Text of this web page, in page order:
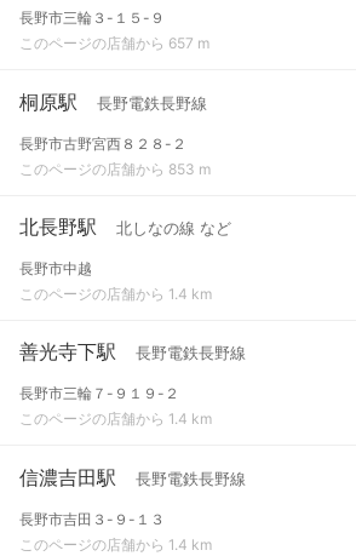
長野市三輪３-１５-９
このページの店舗から 657 m
桐原駅 長野電鉄長野線
長野市古野宮西８２８-２
このページの店舗から 853 m
北長野駅 北しなの線 など
長野市中越
このページの店舗から 1.4 km
善光寺下駅 長野電鉄長野線
長野市三輪７-９１９-２
このページの店舗から 1.4 km
信濃吉田駅 長野電鉄長野線
長野市吉田３-９-１３
このページの店舗から 1.4 km